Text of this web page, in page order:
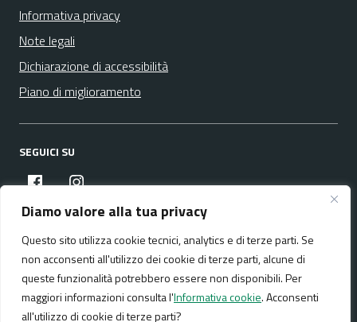
Diamo valore alla tua privacy
Questo sito utilizza cookie tecnici, analytics e di terze parti. Se
non acconsenti all'utilizzo dei cookie di terze parti, alcune di
queste funzionalità potrebbero essere non disponibili. Per
maggiori informazioni consulta l'Informativa cookie. Acconsenti
all'utilizzo di cookie di terze parti?
Informativa privacy
Note legali
Dichiarazione di accessibilità
Piano di miglioramento
SEGUICI SU
facebookinstagram
Media policy Mappa del sito